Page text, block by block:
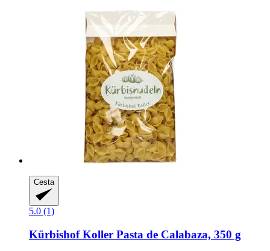
Cesta
5.0 (1)
Kürbishof Koller Pasta de Calabaza, 350 g